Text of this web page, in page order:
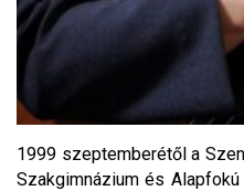
1999 szeptemberétől a
Szakgimnázium és